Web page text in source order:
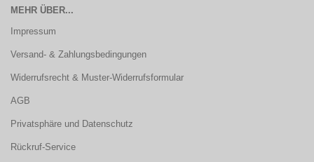
MEHR ÜBER...
Impressum
Versand- & Zahlungsbedingungen
Widerrufsrecht & Muster-Widerrufsformular
AGB
Privatsphäre und Datenschutz
Rückruf-Service